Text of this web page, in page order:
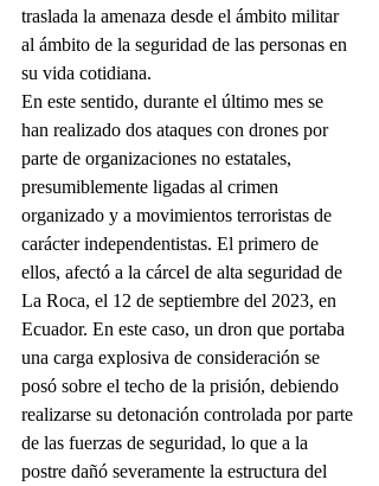
traslada la amenaza desde el ámbito militar
al ámbito de la seguridad de las personas en
su vida cotidiana.
En este sentido, durante el último mes se
han realizado dos ataques con drones por
parte de organizaciones no estatales,
presumiblemente ligadas al crimen
organizado y a movimientos terroristas de
carácter independentistas. El primero de
ellos, afectó a la cárcel de alta seguridad de
La Roca, el 12 de septiembre del 2023, en
Ecuador. En este caso, un dron que portaba
una carga explosiva de consideración se
posó sobre el techo de la prisión, debiendo
realizarse su detonación controlada por parte
de las fuerzas de seguridad, lo que a la
postre dañó severamente la estructura del